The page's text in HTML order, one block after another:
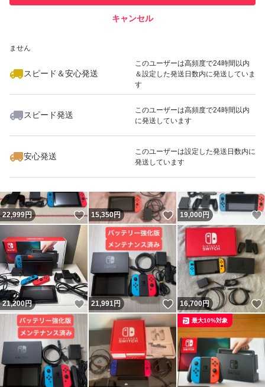
ません
スピード＆安心発送
このユーザーは高頻度で24時間以内
＆設定した発送日数内に発送していま
す
スピード発送
このユーザーは高頻度で24時間以内
に発送しています
安心発送
このユーザーは設定した発送日数内に
発送しています
キャンセル
いいね！
15,500
22,999円 いいね！
15,350円 いいね！
19,000円
21,200円 いいね！
21,991円 いいね！
16,700円
最大10%対象